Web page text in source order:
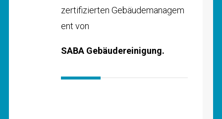
zertifizierten Gebäudemanagem
ent von
SABA Gebäudereinigung.